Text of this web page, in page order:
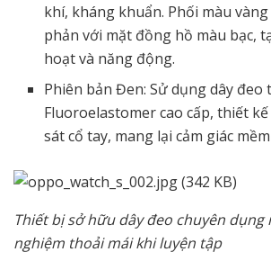
khí, kháng khuẩn. Phối màu
phản với mặt đồng hồ màu bạc,
hoạt và năng động.
Phiên bản Đen: Sử dụng dây đeo
Fluoroelastomer cao cấp, thiết
sát cổ tay, mang lại cảm giác
Thiết bị sở hữu dây đeo chuyên dụng
nghiệm thoải mái khi luyện tập